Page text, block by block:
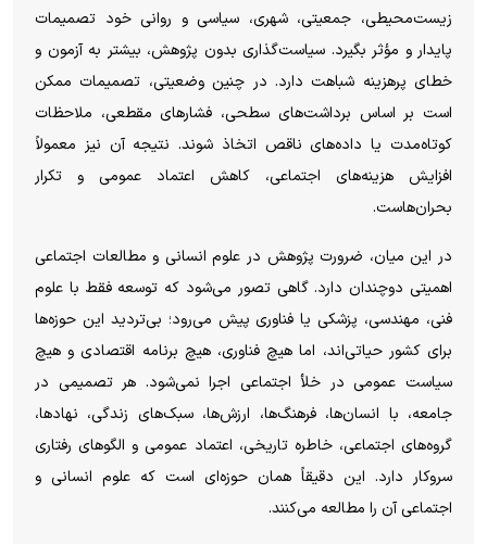
زیست‌محیطی، جمعیتی، شهری، سیاسی و روانی خود تصمیمات
پایدار و مؤثر بگیرد. سیاست‌گذاری بدون پژوهش، بیشتر به آزمون و
خطای پرهزینه شباهت دارد. در چنین وضعیتی، تصمیمات ممکن
است بر اساس برداشت‌های سطحی، فشارهای مقطعی، ملاحظات
کوتاه‌مدت یا داده‌های ناقص اتخاذ شوند. نتیجه آن نیز معمولاً
افزایش هزینه‌های اجتماعی، کاهش اعتماد عمومی و تکرار
بحران‌هاست.
در این میان، ضرورت پژوهش در علوم انسانی و مطالعات اجتماعی
اهمیتی دوچندان دارد. گاهی تصور می‌شود که توسعه فقط با علوم
فنی، مهندسی، پزشکی یا فناوری پیش می‌رود؛ بی‌تردید این حوزه‌ها
برای کشور حیاتی‌اند، اما هیچ فناوری، هیچ برنامه اقتصادی و هیچ
سیاست عمومی در خلأ اجتماعی اجرا نمی‌شود. هر تصمیمی در
جامعه، با انسان‌ها، فرهنگ‌ها، ارزش‌ها، سبک‌های زندگی، نهادها،
گروه‌های اجتماعی، خاطره تاریخی، اعتماد عمومی و الگوهای رفتاری
سروکار دارد. این دقیقاً همان حوزه‌ای است که علوم انسانی و
اجتماعی آن را مطالعه می‌کنند.